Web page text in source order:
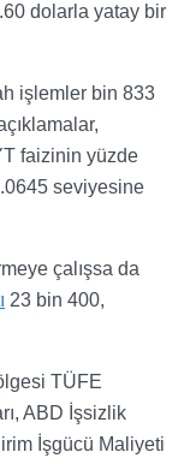
dolarla yatay bir
işlemler bin 833
faizinin yüzde
seviyesine
çalışsa da
23 bin 400,
TÜFE
ABD İşsizlik
İşgücü Maliyeti